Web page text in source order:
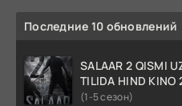
Последние 10 обновлений
SALAAR 2 QISMI
TILIDA HIND KINO
TARJIMA 720p HD
(1-5 сезон)